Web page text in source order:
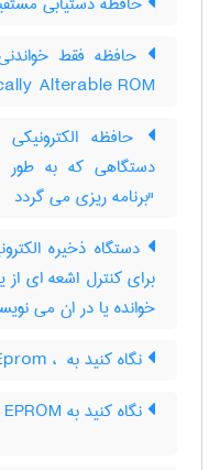
حافظه فقط
Alterable ROM
حافظه
دستگاهی که به طور
"برنامه ریزی می گردد
دستگاه ذخیره
برای کنترل اشعه ای
خوانده یا در ان می
نگاه کنید به Eprom ، ‎ رجوع کنید به: eprom
نگاه کنید به ‎ EPROM